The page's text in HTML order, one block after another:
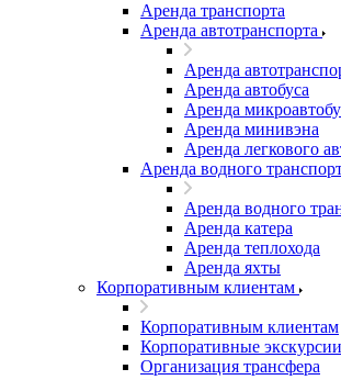
Аренда транспорта
Аренда автотранспорта
Аренда
Аренда автобуса
Аренда
Аренда минивэна
Аренда легкового
Аренда водного
Аренда водного
Аренда катера
Аренда теплохода
Аренда яхты
Корпоративным клиентам
Корпоративным клиентам
Корпоративные экскурсии
Организация трансфера